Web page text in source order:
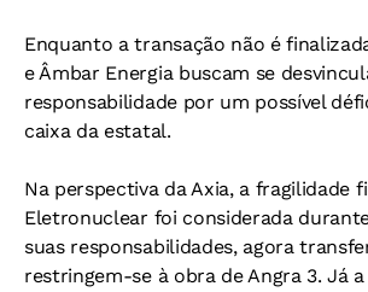
Enquanto a transação não é
e Âmbar Energia buscam se
responsabilidade por um possível
caixa da estatal.
Na perspectiva da Axia, a fragilidade
Eletronuclear foi considerada
suas responsabilidades, agora
restringem-se à obra de Angra 3. Já